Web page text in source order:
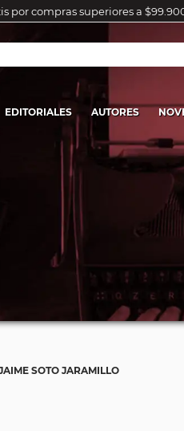
por compras superiores a
EDITORIALES AUTORES
SOTO JARAMILLO